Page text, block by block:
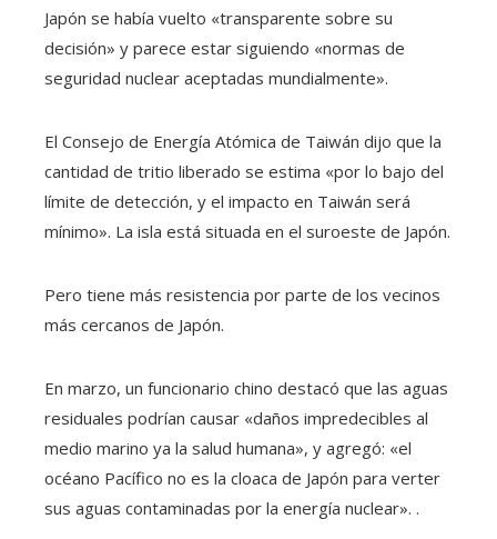
Japón se había vuelto «transparente sobre su
decisión» y parece estar siguiendo «normas de
seguridad nuclear aceptadas mundialmente».
El Consejo de Energía Atómica de Taiwán dijo que la
cantidad de tritio liberado se estima «por lo bajo del
límite de detección, y el impacto en Taiwán será
mínimo». La isla está situada en el suroeste de Japón.
Pero tiene más resistencia por parte de los vecinos
más cercanos de Japón.
En marzo, un funcionario chino destacó que las aguas
residuales podrían causar «daños impredecibles al
medio marino ya la salud humana», y agregó: «el
océano Pacífico no es la cloaca de Japón para verter
sus aguas contaminadas por la energía nuclear». .